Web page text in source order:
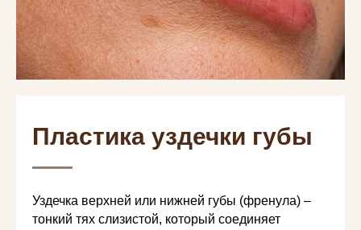
Пластика уздечки губы
Уздечка верхней или нижней губы (френула) –
тонкий тях слизистой, который соединяет